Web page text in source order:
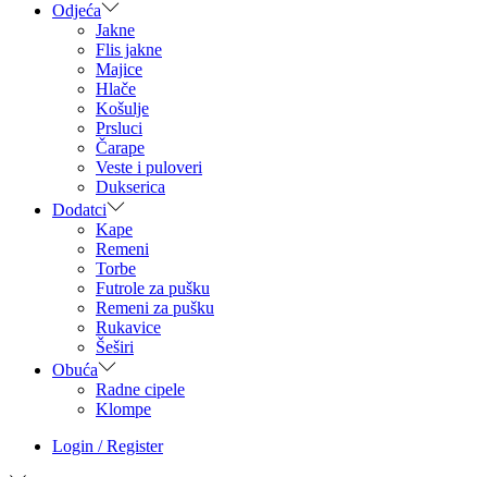
Odjeća
Jakne
Flis jakne
Majice
Hlače
Košulje
Prsluci
Čarape
Veste i puloveri
Dukserica
Dodatci
Kape
Remeni
Torbe
Futrole za pušku
Remeni za pušku
Rukavice
Šeširi
Obuća
Radne cipele
Klompe
Login / Register